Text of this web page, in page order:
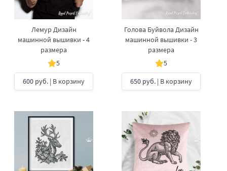
Лемур Дизайн
машинной вышивки - 4
размера
5
600 руб. | В корзину
Голова Буйвола Дизайн
машинной вышивки - 3
размера
5
650 руб. | В корзину